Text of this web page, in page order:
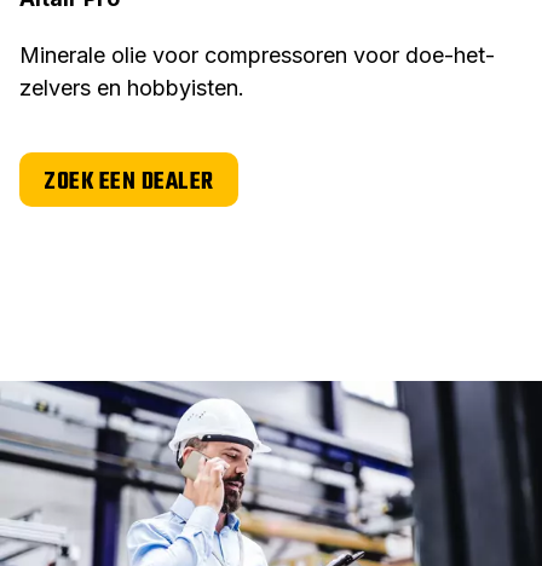
Minerale olie voor compressoren voor doe-het-
zelvers en hobbyisten.
ZOEK EEN DEALER